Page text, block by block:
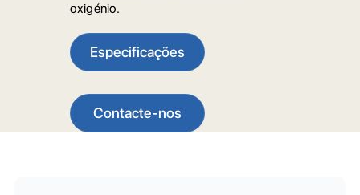
oxigénio.
Especificações
Contacte-nos